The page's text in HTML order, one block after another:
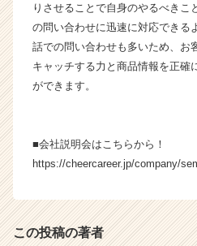
C
a
r
e
りさせることで自身のやるべきこ
の問い合わせに迅速に対応できる
話での問い合わせも多いため、お
キャッチする力と商品情報を正確
ができます。
■会社説明会はこちらから！
https://cheercareer.jp/company/
この投稿の著者